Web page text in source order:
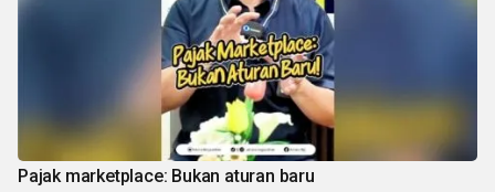
Pajak marketplace: Bukan aturan baru